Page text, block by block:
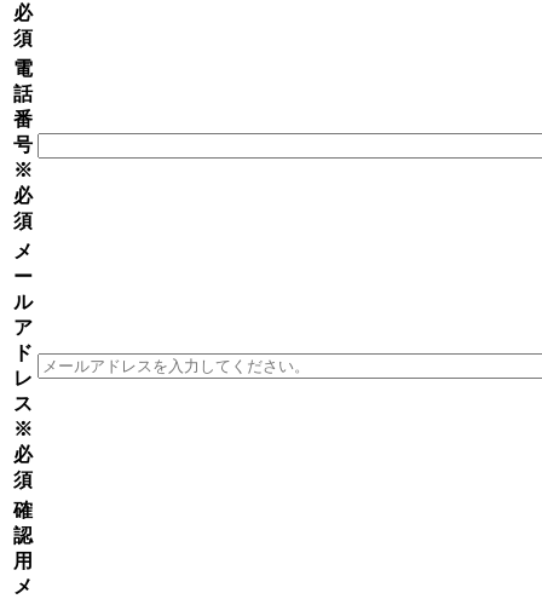
必
須
電
話
番
号
※
必
須
メ
ー
ル
ア
ド
レ
ス
※
必
須
確
認
用
メ